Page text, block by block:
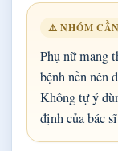
⚠️ NHÓM
Phụ nữ mang
bệnh nền nên
Không tự ý
định của bác